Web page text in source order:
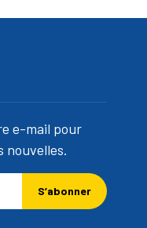
e-mail pour
nouvelles.
S’abonner